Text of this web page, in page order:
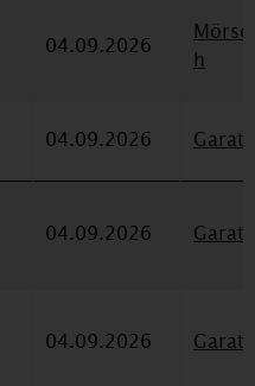
04.09.2026
h
04.09.2026 Garath
04.09.2026 Garath
04.09.2026 Garath